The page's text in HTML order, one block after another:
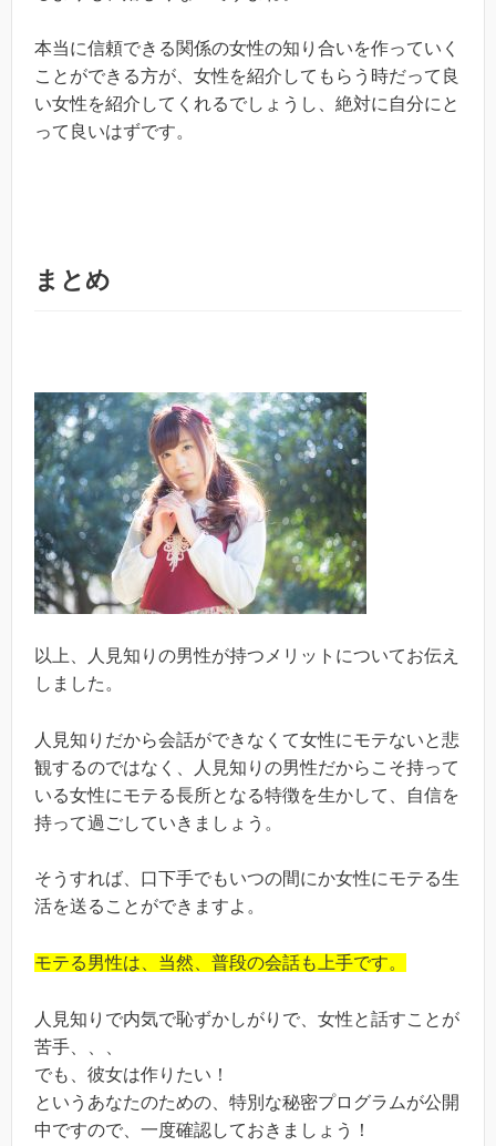
本当に信頼できる関係の女性の知り合いを作っていく
ことができる方が、女性を紹介してもらう時だって良
い女性を紹介してくれるでしょうし、絶対に自分にと
って良いはずです。
まとめ
以上、人見知りの男性が持つメリットについてお伝え
しました。
人見知りだから会話ができなくて女性にモテないと悲
観するのではなく、人見知りの男性だからこそ持って
いる女性にモテる長所となる特徴を生かして、自信を
持って過ごしていきましょう。
そうすれば、口下手でもいつの間にか女性にモテる生
活を送ることができますよ。
モテる男性は、当然、普段の会話も上手です。
人見知りで内気で恥ずかしがりで、女性と話すことが
苦手、、、
でも、彼女は作りたい！
というあなたのための、特別な秘密プログラムが公開
中ですので、一度確認しておきましょう！